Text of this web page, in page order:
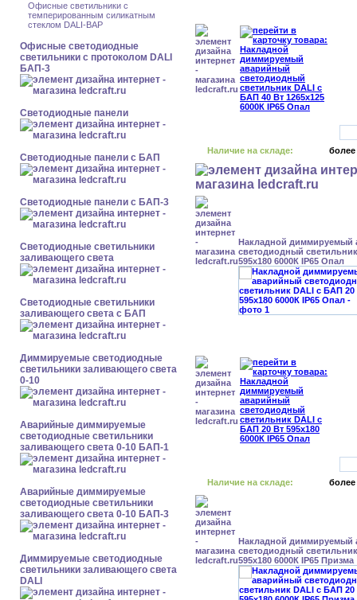
Офисные светильники с
темперированным силикатным
стеклом DALI-BAP
Офисные светодиодные
светильники с протоколом DALI
БАП-3
Cветодиодные панели
Cветодиодные панели с БАП
Cветодиодные панели с БАП-3
Светодиодные светильники
заливающего света
Светодиодные светильники
заливающего света с БАП
Диммируемые светодиодные
светильники заливающего света
0-10
Аварийные диммируемые
светодиодные светильники
заливающего света 0-10 БАП-1
Аварийные диммируемые
светодиодные светильники
заливающего света 0-10 БАП-3
Диммируемые светодиодные
светильники заливающего света
DALI
Наличие на складе: более
Накладной диммируемый
светодиодный
595x180 6000К IP65 Опал
Наличие на складе: более
Накладной диммируемый
светодиодный
595x180 6000К IP65 Призма